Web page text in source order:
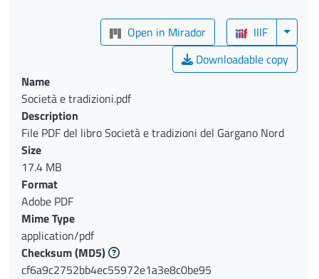
Open in Mirador
IIIF
Downloadable copy
Name
Società e tradizioni.pdf
Description
File PDF del libro Società e tradizioni del Gargano Nord
Size
17.4 MB
Format
Adobe PDF
Mime Type
application/pdf
Checksum(MD5)
cf6a9c2752bb4ec55972e1a3e8c0be95